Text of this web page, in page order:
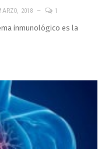
2018 1
inmunológico es la